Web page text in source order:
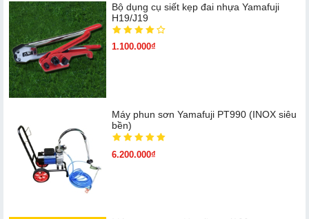
Bộ dụng cụ siết kẹp đai nhựa Yamafuji
H19/J19
1.100.000₫
Máy phun sơn Yamafuji PT990 (INOX siêu
bền)
6.200.000₫